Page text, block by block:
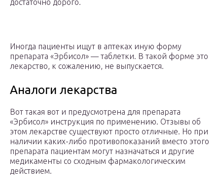
достаточно дорого.
Иногда пациенты ищут в аптеках иную форму
препарата «Эрбисол» — таблетки. В такой форме это
лекарство, к сожалению, не выпускается.
Аналоги лекарства
Вот такая вот и предусмотрена для препарата
«Эрбисол» инструкция по применению. Отзывы об
этом лекарстве существуют просто отличные. Но при
наличии каких-либо противопоказаний вместо этого
препарата пациентам могут назначаться и другие
медикаменты со сходным фармакологическим
действием.